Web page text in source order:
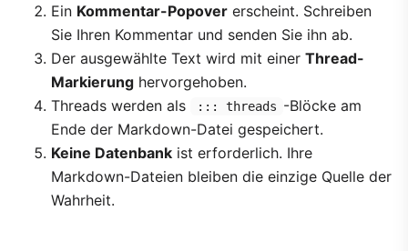
Ein Kommentar-Popover erscheint. Schreiben
Sie Ihren Kommentar und senden Sie ihn ab.
Der ausgewählte Text wird mit einer Thread-
Markierung hervorgehoben.
Threads werden als
::: threads -Blöcke am
Ende der Markdown-Datei gespeichert.
Keine Datenbank ist erforderlich. Ihre
Markdown-Dateien bleiben die einzige Quelle der
Wahrheit.